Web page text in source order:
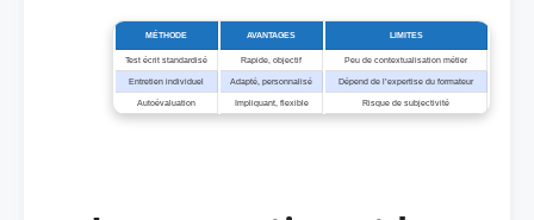
MÉTHODE AVANTAGES LIMITES
Test écrit standardisé Rapide, objectif Peu de contextualisation métier
Entretien individuel Adapté, personnalisé Dépend de l’expertise du formateur
Autoévaluation Impliquant, flexible Risque de subjectivité